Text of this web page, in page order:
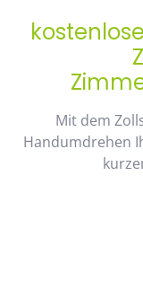
Mit dem
Handumdrehen